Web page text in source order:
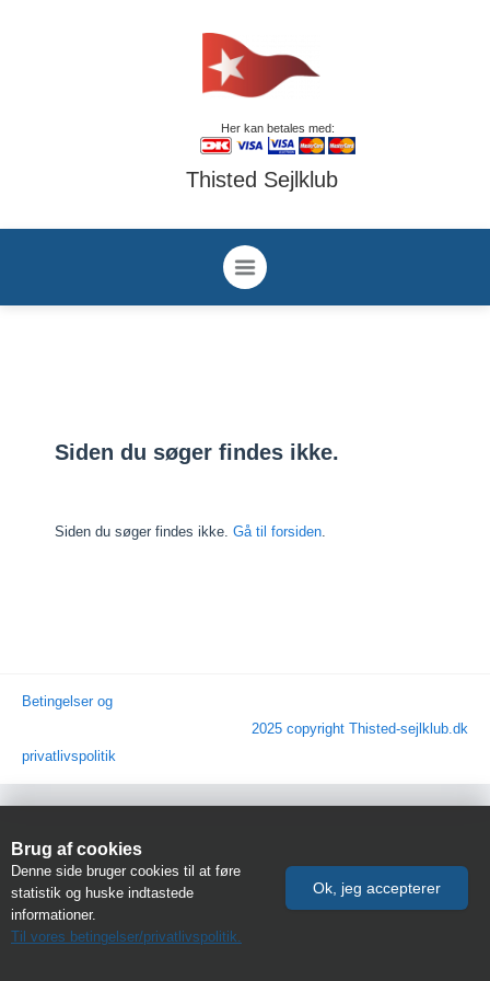
Her kan betales med:
Thisted Sejlklub
Siden du søger findes ikke.
Siden du søger findes ikke. Gå til forsiden.
Betingelser og
privatlivspolitik
2025 copyright Thisted-sejlklub.dk
Brug af cookies
Denne side bruger cookies til at føre
statistik og huske indtastede
informationer.
Til vores betingelser/privatlivspolitik.